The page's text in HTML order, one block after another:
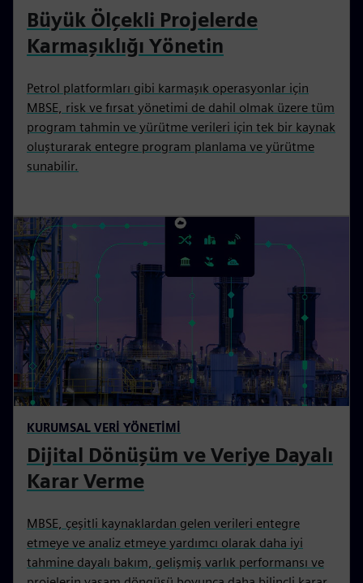
Büyük Ölçekli Projelerde
Karmaşıklığı Yönetin
Petrol platformları gibi karmaşık operasyonlar için
MBSE, risk ve fırsat yönetimi de dahil olmak üzere tüm
program tahmin ve yürütme verileri için tek bir kaynak
oluşturarak entegre program planlama ve yürütme
sunabilir.
KURUMSAL VERİ YÖNETİMİ
Dijital Dönüşüm ve Veriye Dayalı
Karar Verme
MBSE, çeşitli kaynaklardan gelen verileri entegre
etmeye ve analiz etmeye yardımcı olarak daha iyi
tahmine dayalı bakım, gelişmiş varlık performansı ve